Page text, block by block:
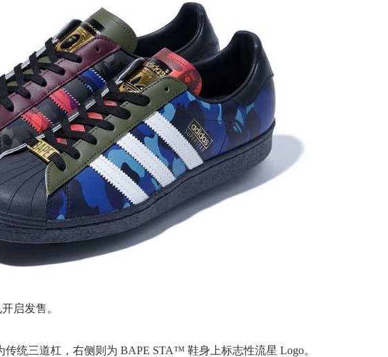
启发售。
统三道杠，右侧则为 BAPE STA™ 鞋身上标志性流星 Logo。